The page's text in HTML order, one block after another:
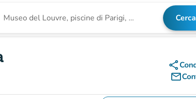
Cerca una struttura Cerca
share
mail_outline